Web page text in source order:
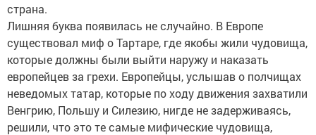
страна.
Лишняя буква появилась не случайно. В Европе
существовал миф о Тартаре, где якобы жили чудовища,
которые должны были выйти наружу и наказать
европейцев за грехи. Европейцы, услышав о полчищах
неведомых татар, которые по ходу движения захватили
Венгрию, Польшу и Силезию, нигде не задерживаясь,
решили, что это те самые мифические чудовища,